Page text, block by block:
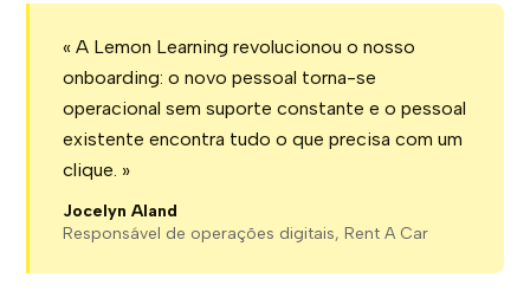
« A Lemon Learning revolucionou o nosso
onboarding: o novo pessoal torna-se
operacional sem suporte constante e o pessoal
existente encontra tudo o que precisa com um
clique. »
Jocelyn Aland
Responsável de operações digitais, Rent A Car